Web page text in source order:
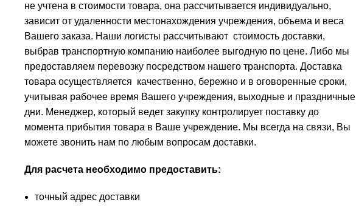
не учтена в стоимости товара, она рассчитывается индивидуально,
зависит от удаленности местонахождения учреждения, объема и веса
Вашего заказа. Наши логисты рассчитывают стоимость доставки,
выбрав транспортную компанию наиболее выгодную по цене. Либо мы
предоставляем перевозку посредством нашего транспорта. Доставка
товара осуществляется качественно, бережно и в оговоренные сроки,
учитывая рабочее время Вашего учреждения, выходные и праздничные
дни. Менеджер, который ведет закупку контролирует поставку до
момента прибытия товара в Ваше учреждение. Мы всегда на связи, Вы
можете звонить нам по любым вопросам доставки.
Для расчета необходимо предоставить:
точный адрес доставки